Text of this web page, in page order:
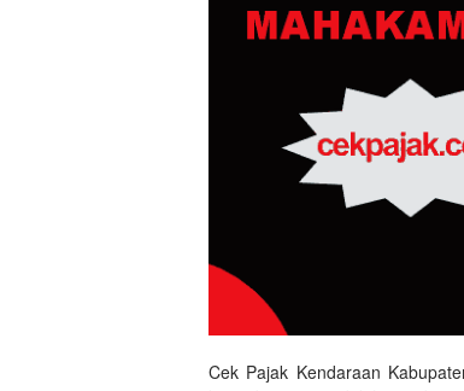
Cek Pajak Kendaraan